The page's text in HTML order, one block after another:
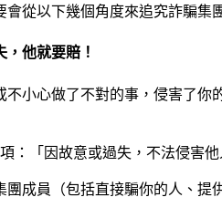
從以下幾個角度來追究詐騙集
，他就要賠！
不小心做了不對的事，侵害了
項：「因故意或過失，不法侵害
團成員（包括直接騙你的人、